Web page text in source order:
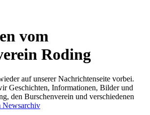
vom
Roding
auf unserer Nachrichtenseite vorbei.
Geschichten, Informationen, Bilder und
den Burschenverein und verschiedenen
Newsarchiv